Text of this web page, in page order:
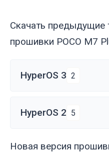
Скачать предыдущие
прошивки POCO M7
HyperOS 3 2
HyperOS 2 5
Новая версия